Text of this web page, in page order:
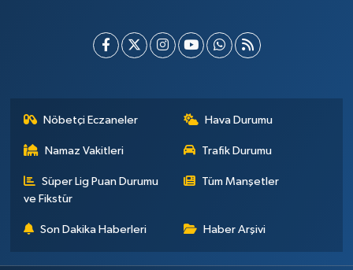
Nöbetçi Eczaneler Hava Durumu
Namaz Vakitleri Trafik Durumu
Süper Lig Puan Durumu
ve Fikstür
Tüm Manşetler
Son Dakika Haberleri Haber Arşivi